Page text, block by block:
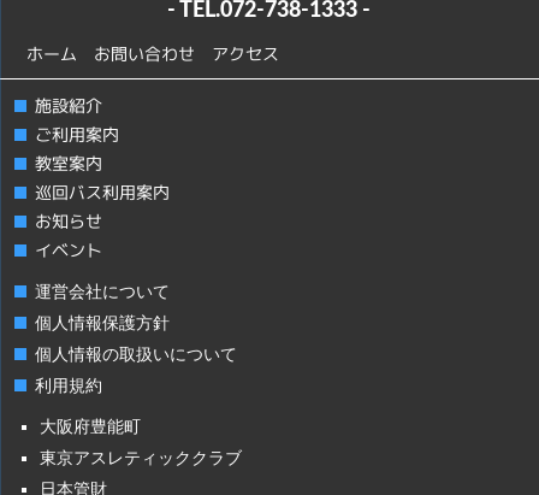
- TEL.072-738-1333 -
ホーム お問い合わせ アクセス
施設紹介
ご利用案内
教室案内
巡回バス利用案内
お知らせ
イベント
運営会社について
個人情報保護方針
個人情報の取扱いについて
利用規約
大阪府豊能町
東京アスレティッククラブ
日本管財